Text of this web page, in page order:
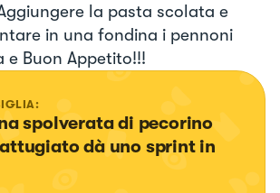
la pasta scolata e
in una fondina i pennoni
e Buon Appetito!!!
spolverata di pecorino
dà uno sprint in